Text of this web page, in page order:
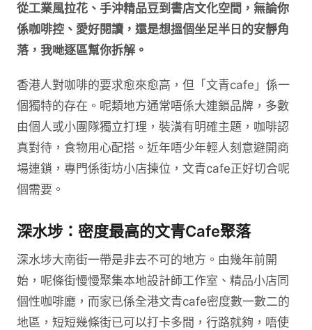
從工業風拉花、手沖精品豆到書店文化空間，無論你
係咖啡控、愛好閱讀，還是想搵個坐足半日的安靜角
落，我哋逐區幫你拆解。
香港人對咖啡的要求愈來愈高，但「文青cafe」係一
個獨特的存在。呢類地方通常唔係大連鎖品牌，多數
由個人或小團隊獨立打理，裝潢有明確主題，咖啡認
真對待，食物用心配搭。近年唔少年輕人刻意避開商
場連鎖，專門係街坊小店揀位，文青cafe正好切合呢
個需要。
深水埗：密度最高的文青Cafe聚落
深水埗大南街一帶是非去不可的地方。由幾年前開
始，呢條街慢慢聚集本地設計師工作室、精品小店同
個性咖啡廳，而家已係全港文青cafe密度數一數二的
地區，短短幾條街已可以打卡多間，行路就夠，唔使